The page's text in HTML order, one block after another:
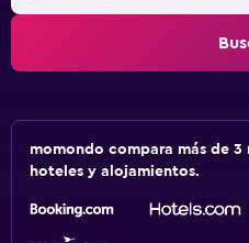
momondo compara más de
hoteles y alojamientos.